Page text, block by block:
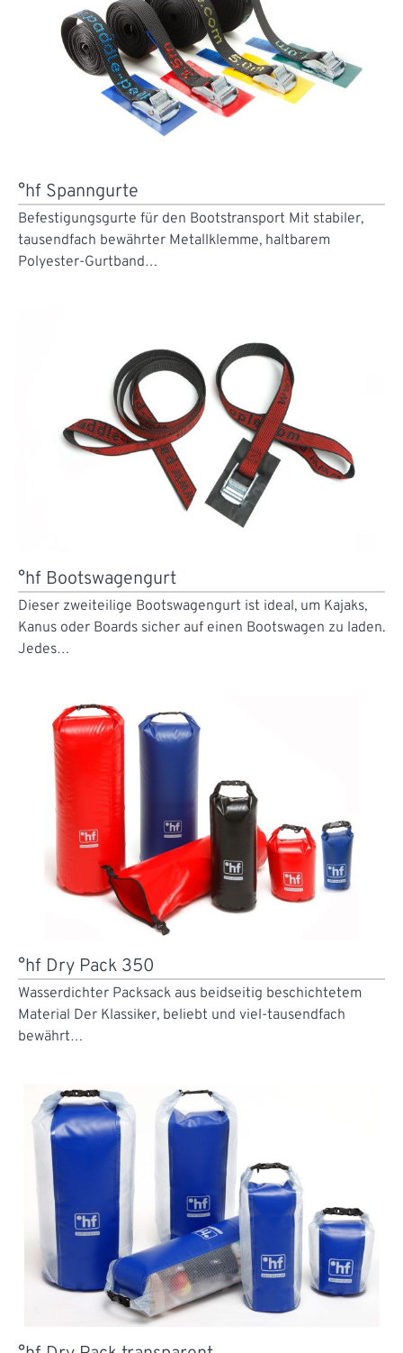
°hf Spanngurte
Befestigungsgurte für den Bootstransport Mit stabiler,
tausendfach bewährter Metallklemme, haltbarem
Polyester-Gurtband…
°hf Bootswagengurt
Dieser zweiteilige Bootswagengurt ist ideal, um Kajaks,
Kanus oder Boards sicher auf einen Bootswagen zu laden.
Jedes…
°hf Dry Pack 350
Wasserdichter Packsack aus beidseitig beschichtetem
Material Der Klassiker, beliebt und viel-tausendfach
bewährt…